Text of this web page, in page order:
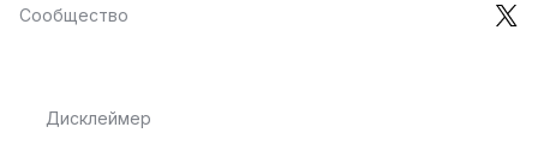
Сообщество
Дисклеймер